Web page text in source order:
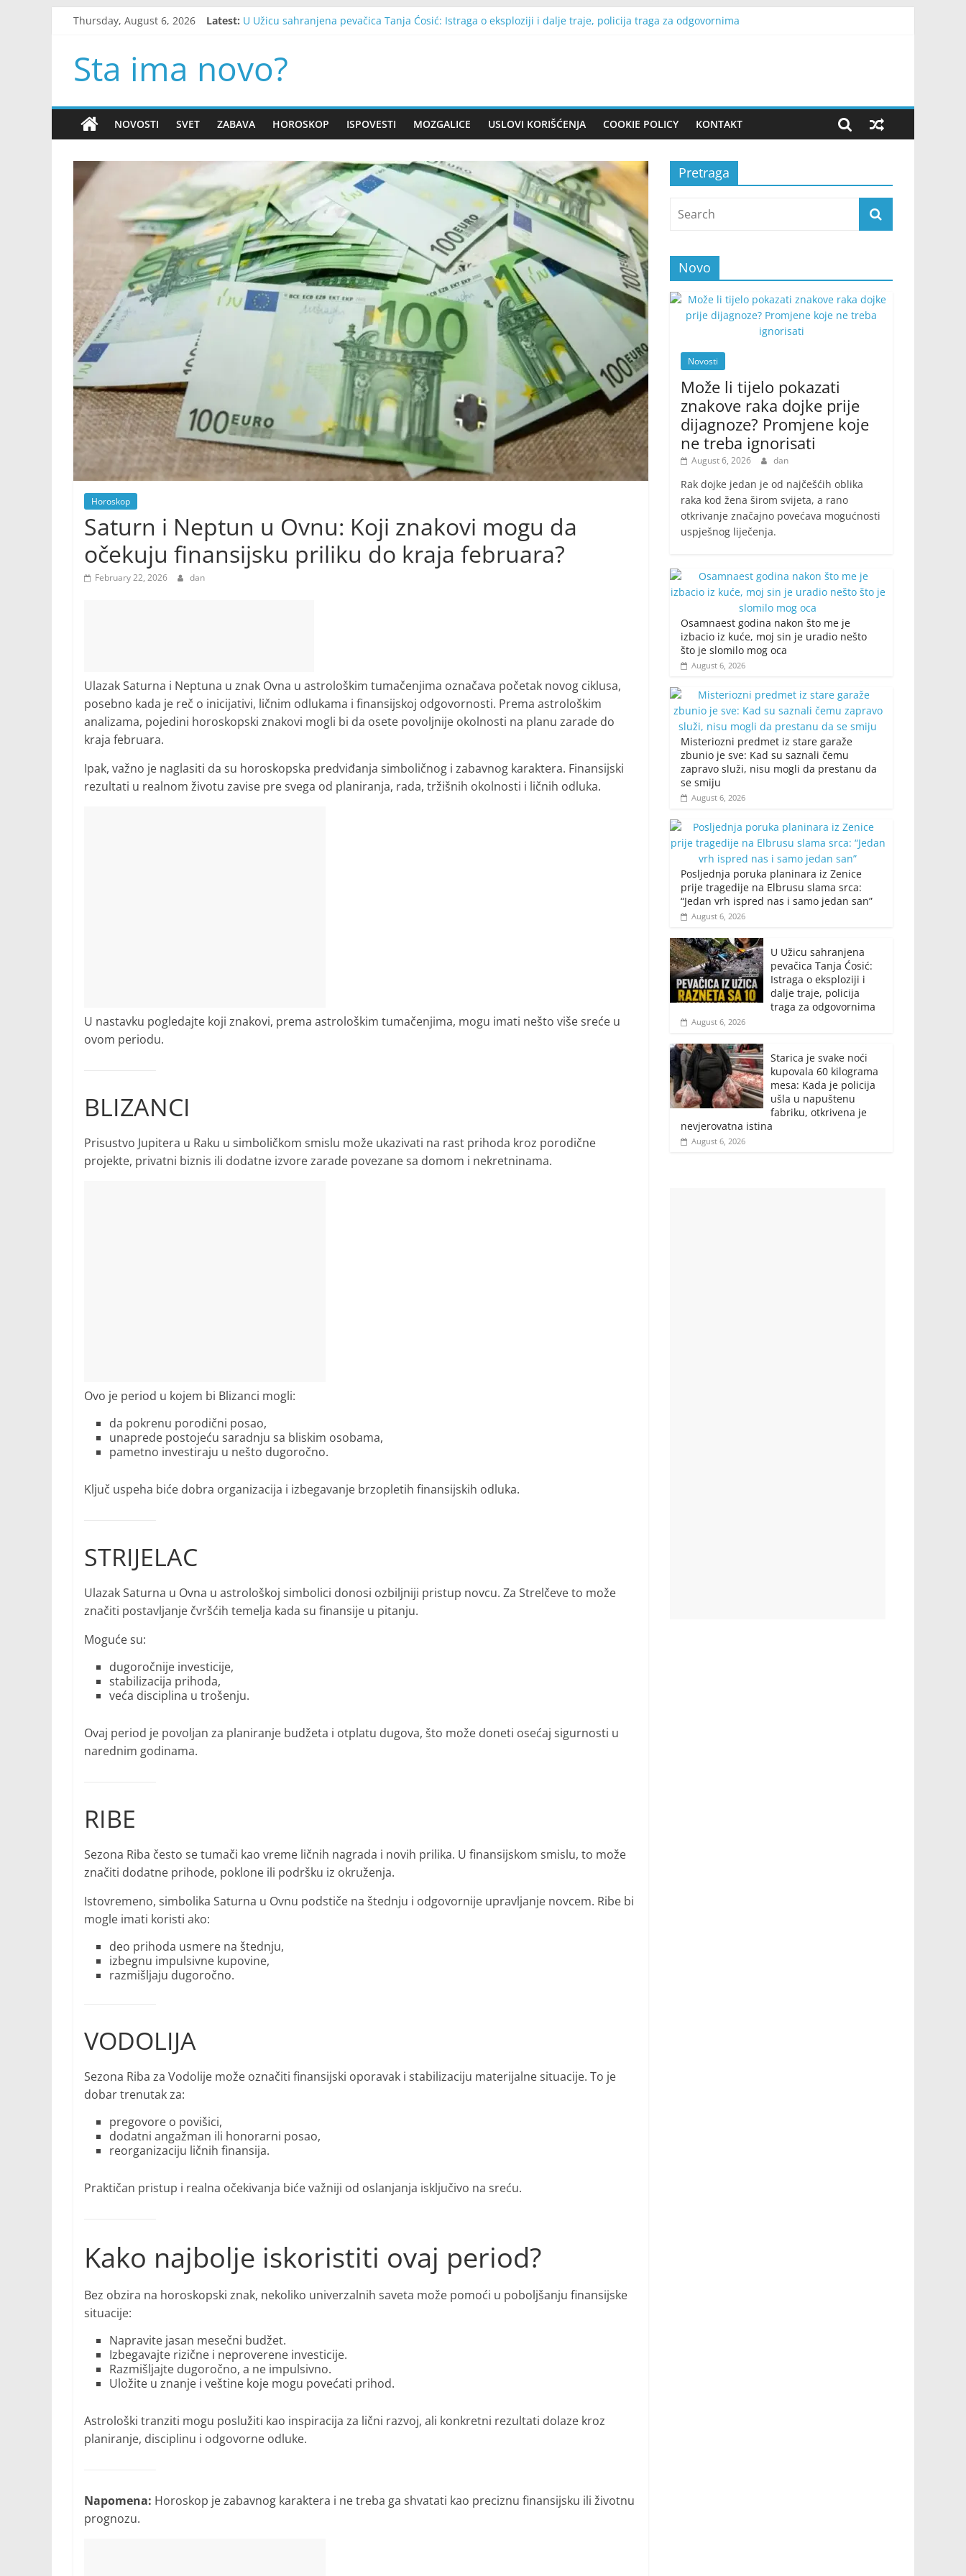
Thursday, August 6, 2026 Latest: U Užicu sahranjena pevačica Tanja Ćosić: Istraga o eksploziji i dalje traje, policija traga za odgovornima
Misteriozni predmet iz stare garaže zbunio je sve: Kad su saznali čemu zapravo služi, nisu mogli da prestanu da se smiju
Posljednja poruka planinara iz Zenice prije tragedije na Elbrusu slama srca: “Jedan vrh ispred nas i samo jedan san”
Sta ima novo?
NOVOSTI SVET ZABAVA HOROSKOP ISPOVESTI MOZGALICE USLOVI KORIŠĆENJA COOKIE POLICY KONTAKT
Horoskop
Saturn i Neptun u Ovnu: Koji znakovi mogu da
očekuju finansijsku priliku do kraja februara?
February 22, 2026 dan
Ulazak Saturna i Neptuna u znak Ovna u astrološkim tumačenjima označava početak novog ciklusa,
posebno kada je reč o inicijativi, ličnim odlukama i finansijskoj odgovornosti. Prema astrološkim
analizama, pojedini horoskopski znakovi mogli bi da osete povoljnije okolnosti na planu zarade do
kraja februara.
Ipak, važno je naglasiti da su horoskopska predviđanja simboličnog i zabavnog karaktera. Finansijski
rezultati u realnom životu zavise pre svega od planiranja, rada, tržišnih okolnosti i ličnih odluka.
U nastavku pogledajte koji znakovi, prema astrološkim tumačenjima, mogu imati nešto više sreće u
ovom periodu.
BLIZANCI
Prisustvo Jupitera u Raku u simboličkom smislu može ukazivati na rast prihoda kroz porodične
projekte, privatni biznis ili dodatne izvore zarade povezane sa domom i nekretninama.
Ovo je period u kojem bi Blizanci mogli:
da pokrenu porodični posao,
unaprede postojeću saradnju sa bliskim osobama,
pametno investiraju u nešto dugoročno.
Ključ uspeha biće dobra organizacija i izbegavanje brzopletih finansijskih odluka.
STRIJELAC
Ulazak Saturna u Ovna u astrološkoj simbolici donosi ozbiljniji pristup novcu. Za Strelčeve to može
značiti postavljanje čvršćih temelja kada su finansije u pitanju.
Moguće su:
dugoročnije investicije,
stabilizacija prihoda,
veća disciplina u trošenju.
Ovaj period je povoljan za planiranje budžeta i otplatu dugova, što može doneti osećaj sigurnosti u
narednim godinama.
RIBE
Sezona Riba često se tumači kao vreme ličnih nagrada i novih prilika. U finansijskom smislu, to može
značiti dodatne prihode, poklone ili podršku iz okruženja.
Istovremeno, simbolika Saturna u Ovnu podstiče na štednju i odgovornije upravljanje novcem. Ribe bi
mogle imati koristi ako:
deo prihoda usmere na štednju,
izbegnu impulsivne kupovine,
razmišljaju dugoročno.
VODOLIJA
Sezona Riba za Vodolije može označiti finansijski oporavak i stabilizaciju materijalne situacije. To je
dobar trenutak za:
pregovore o povišici,
dodatni angažman ili honorarni posao,
reorganizaciju ličnih finansija.
Praktičan pristup i realna očekivanja biće važniji od oslanjanja isključivo na sreću.
Kako najbolje iskoristiti ovaj period?
Bez obzira na horoskopski znak, nekoliko univerzalnih saveta može pomoći u poboljšanju finansijske
situacije:
Napravite jasan mesečni budžet.
Izbegavajte rizične i neproverene investicije.
Razmišljajte dugoročno, a ne impulsivno.
Uložite u znanje i veštine koje mogu povećati prihod.
Astrološki tranziti mogu poslužiti kao inspiracija za lični razvoj, ali konkretni rezultati dolaze kroz
planiranje, disciplinu i odgovorne odluke.
Napomena: Horoskop je zabavnog karaktera i ne treba ga shvatati kao preciznu finansijsku ili životnu
prognozu.
Pretraga
Novo
Novosti
Može li tijelo pokazati
znakove raka dojke prije
dijagnoze? Promjene koje
ne treba ignorisati
August 6, 2026 dan
Rak dojke jedan je od najčešćih oblika
raka kod žena širom svijeta, a rano
otkrivanje značajno povećava mogućnosti
uspješnog liječenja.
Osamnaest godina nakon što me je
izbacio iz kuće, moj sin je uradio nešto
što je slomilo mog oca
August 6, 2026
Misteriozni predmet iz stare garaže
zbunio je sve: Kad su saznali čemu
zapravo služi, nisu mogli da prestanu da
se smiju
August 6, 2026
Posljednja poruka planinara iz Zenice
prije tragedije na Elbrusu slama srca:
“Jedan vrh ispred nas i samo jedan san”
August 6, 2026
U Užicu sahranjena
pevačica Tanja Ćosić:
Istraga o eksploziji i
dalje traje, policija
traga za odgovornima
August 6, 2026
Starica je svake noći
kupovala 60 kilograma
mesa: Kada je policija
ušla u napuštenu
fabriku, otkrivena je
nevjerovatna istina
August 6, 2026